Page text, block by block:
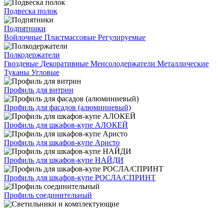
Подвеска полок
Подпятники
Войлочные Пластмассовые Регулируемые
Полкодержатели
Гвоздевые Декоративные Менсолодержатели Металлические
Туканы Угловые
Профиль для витрин
Профиль для фасадов (алюминиевый)
Профиль для шкафов-купе АЛОКЕЙ
Профиль для шкафов-купе Аристо
Профиль для шкафов-купе НАЙДИ
Профиль для шкафов-купе РОСЛА/СПРИНТ
Профиль соединительный